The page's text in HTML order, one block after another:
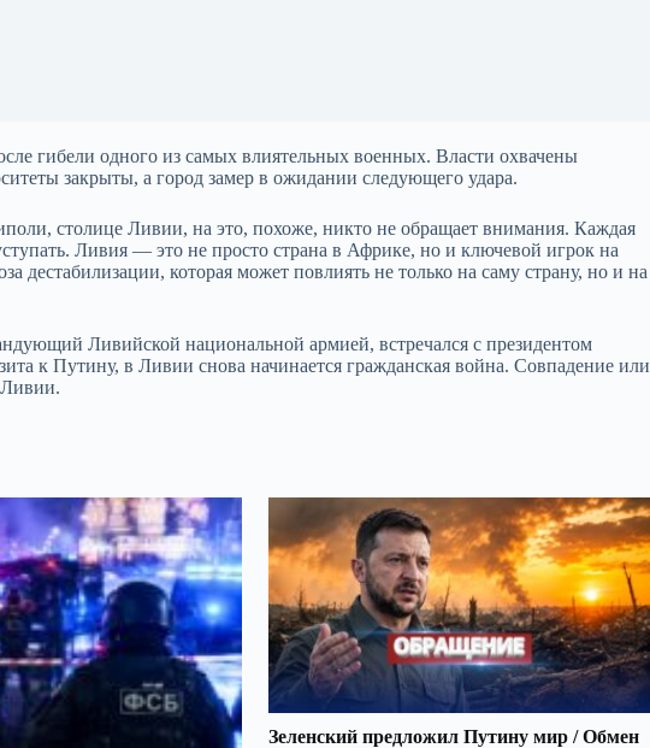
гибели одного из самых влиятельных военных. Власти охвачены
закрыты, а город замер в ожидании следующего удара.
столице Ливии, на это, похоже, никто не обращает внимания. Каждая
Ливия — это не просто страна в Африке, но и ключевой игрок на
которая может повлиять не только на саму страну, но и на
Ливийской национальной армией, встречался с президентом
к Путину, в Ливии снова начинается гражданская война. Совпадение или
Ливии.
Зеленский предложил Путину мир / Обмен